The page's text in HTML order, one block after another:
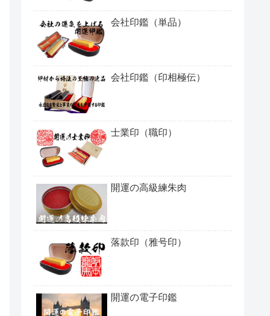
会社印鑑（単品）
会社印鑑（印相極伝）
士業印（職印）
開運の高級練朱肉
落款印（雅号印）
開運の電子印鑑